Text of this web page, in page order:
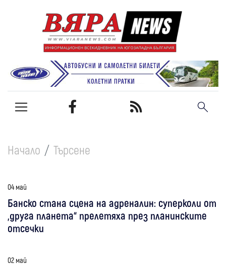
Начало Търсене
04 май
Банско стана сцена на адреналин: суперколи от
„друга планета“ прелетяха през планинските
отсечки
02 май